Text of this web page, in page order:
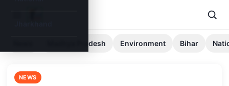
Madhya Pradesh Environment Bihar
NEWS